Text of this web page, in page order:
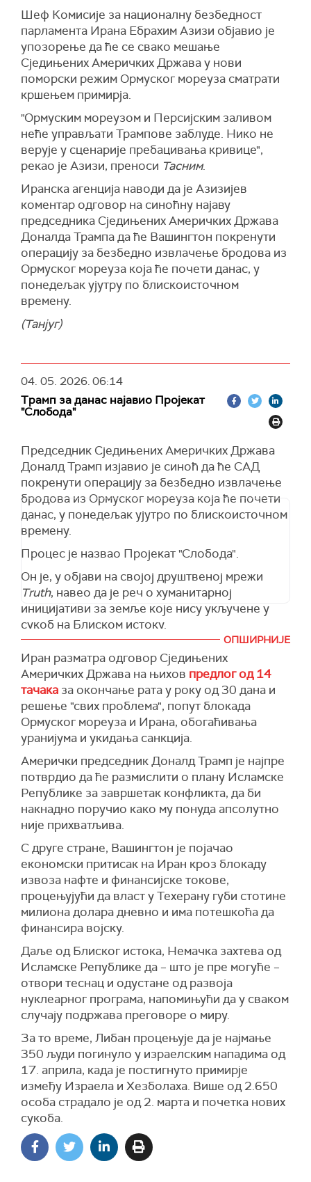
Они су позвали на међународни притисак како
би и преостала двојица активиста била
ослобођена.
(Al Jazeera)
неопходна за регионалну безбедност и
глобалну економију, јер такође одржавамо
поморску блокаду", поручио је командант
адмирал Бред Купер.
Циљ мисије је пружање подршке трговачким
мореузом, додаје се у саопштењу.
Додаје се да је амерички Стејт департмент
прошле недеље најавио нову иницијативу за
информација међу међународним партнерима
у подршци поморској безбедности у мореузу.
Поред тога, истиче се да ће током извођења
Пројекта "Слобода" поморске војне акције
бити комбиноване са дипломатијом.
Шеф Комисије за националну безбедност
парламента Ирана Ебрахим Азизи објавио је
упозорење да ће се свако мешање
Сједињених Америчких Држава у нови
поморски режим Ормуског мореуза сматрати
кршењем примирја.
"Ормуским мореузом и Персијским заливом
неће управљати Трампове заблуде. Нико не
верује у сценарије пребацивања кривице",
рекао је Азизи, преноси Тасним.
Иранска агенција наводи да је Азизијев
коментар одговор на синоћну најаву
председника Сједињених Америчких Држава
Доналда Трампа да ће Вашингтон покренути
операцију за безбедно извлачење бродова из
Ормуског мореуза која ће почети данас, у
понедељак ујутру по блискоисточном
времену.
(Танјуг)
04. 05. 2026.06:14
Трамп за данас најавио Пројекат
"Слобода"
Председник Сједињених Америчких Држава
Доналд Трамп изјавио је синоћ да ће САД
покренути операцију за безбедно извлачење
бродова из Ормуског мореуза која ће почети
данас, у понедељак ујутро по блискоисточном
времену.
Процес је назвао Пројекат "Слобода".
Он је, у објави на својој друштвеној мрежи
Truth, навео да је реч о хуманитарној
иницијативи за земље које нису укључене у
сукоб на Блиском истоку.
Трамп је додао да су бројне државе затражиле
помоћ САД како би се њихови бродови, који
су блокирани у мореузу, безбедно извукли,
иако, како је истакао, немају никакве везе са
актуелним сукобом.
"Обавестили смо те земље да ћемо њихове
бродове безбедно спровести кроз
ограничене воде како би могли да наставе
пословање", навео је Трамп.
Он је додао да је наложио својим
представницима да учине "све што је могуће"
како би бродови и њихове посаде безбедно
напустили мореуз, уз напомену да се они неће
враћати док област не буде безбедна за
пловидбу.
Истакао је да је циљ операције да се помогне
"људима, компанијама и државама које нису
учиниле ништа погрешно, већ су жртве
околности".
"Ово је хуманитарни гест Сједињених
Америчких Држава, земаља Блиског истока, а
посебно Ирана", рекао је Трамп.
Он је упозорио да многи бродови остају без
хране и основних потрепштина за посаде,
додајући да би ова иницијатива могла да
допринесе изградњи добре воље међу
странама у сукобу.
Трамп је, међутим, упозорио да ће сваки
покушај ометања ове операције бити "одлучно
спречен".
ОПШИРНИЈЕ
Иран разматра одговор Сједињених
Америчких Држава на њихов предлог од 14
тачака за окончање рата у року од 30 дана и
решење "свих проблема", попут блокада
Ормуског мореуза и Ирана, обогаћивања
уранијума и укидања санкција.
Амерички председник Доналд Трамп је најпре
потврдио да ће размислити о плану Исламске
Републике за завршетак конфликта, да би
накнадно поручио како му понуда апсолутно
није прихватљива.
С друге стране, Вашингтон је појачао
економски притисак на Иран кроз блокаду
извоза нафте и финансијске токове,
процењујући да власт у Техерану губи стотине
милиона долара дневно и има потешкоћа да
финансира војску.
Даље од Блиског истока, Немачка захтева од
Исламске Републике да – што је пре могуће –
отвори теснац и одустане од развоја
нуклеарног програма, напомињући да у сваком
случају подржава преговоре о миру.
За то време, Либан процењује да је најмање
350 људи погинуло у израелским нападима од
17. априла, када је постигнуто примирје
између Израела и Хезболаха. Више од 2.650
особа страдало је од 2. марта и почетка нових
сукоба.